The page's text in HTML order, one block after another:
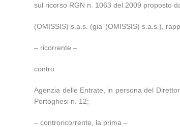
sul ricorso RGN n. 1063 del 2009 proposto
(OMISSIS) s.a.s. (gia’ (OMISSIS) s.a.s.),
– ricorrente –
contro
Agenzia delle Entrate, in persona del
Portoghesi n. 12;
– controricorrente, la prima –